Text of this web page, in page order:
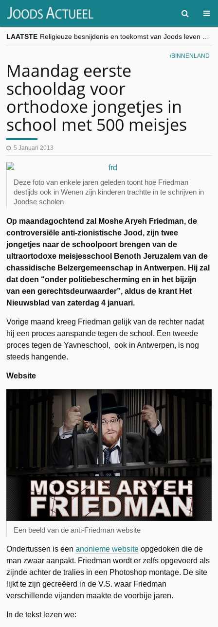
LAATSTE
“Besnijdenisdebat toont hoe moeilijk seculiere Westen minderheden begrijpt”, Jinnih Beels (Vooruit)
CITYTRIP | ROEMENIË – Boekarest: de verrassing van Oost-Europa
BINNENLAND
Maandag eerste
schooldag voor
orthodoxe jongetjes in
school met 500 meisjes
5 Januari 2013
Deze foto van enkele jaren geleden toont hoe Friedman
destijds ook in Wenen zijn kinderen trachtte in te schrijven in
Joodse scholen
Op maandagochtend zal Moshe Aryeh Friedman, de
controversiële anti-zionistische Jood, zijn twee
jongetjes naar de schoolpoort brengen van de
ultraortodoxe meisjesschool Benoth Jeruzalem van de
chassidische Belzergemeenschap in Antwerpen. Hij zal
dat doen “onder politiebescherming en in het bijzijn
van een gerechtsdeurwaarder”, aldus de krant Het
Nieuwsblad van zaterdag 4 januari.
Vorige maand kreeg Friedman gelijk van de rechter nadat
hij een proces aanspande tegen de school. Een tweede
proces tegen de Yavneschool, ook in Antwerpen, is nog
steeds hangende.
Website
Een beeld van de anti-Friedman website
Ondertussen is eenanonieme website opgedoken die de
man zwaar aanpakt. Friedman wordt er zelfs opgevoerd als
zijnde achter de tralies in een Photoshop montage. De site
lijkt te zijn gecreëerd in de V.S. waar Friedman
verschillende vijanden maakte de voorbije jaren.
In de tekst lezen we: